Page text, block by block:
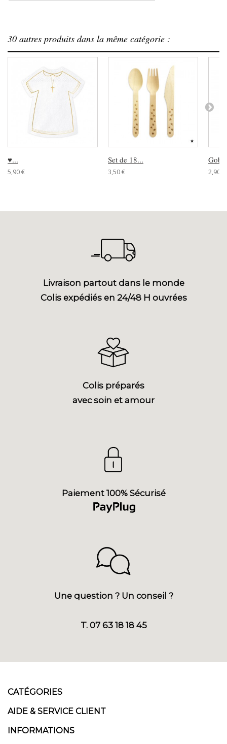
30 autres produits dans la même catégorie :
♥...
5,90 €
Set de 18...
3,50 € 2,90 €
Livraison partout dans le monde
Colis expédiés en 24/48 H ouvrées
Colis préparés
avec soin et amour
Paiement 100% Sécurisé
Une question ? Un conseil ?
T. 07 63 18 18 45
CATÉGORIES
AIDE & SERVICE CLIENT
INFORMATIONS